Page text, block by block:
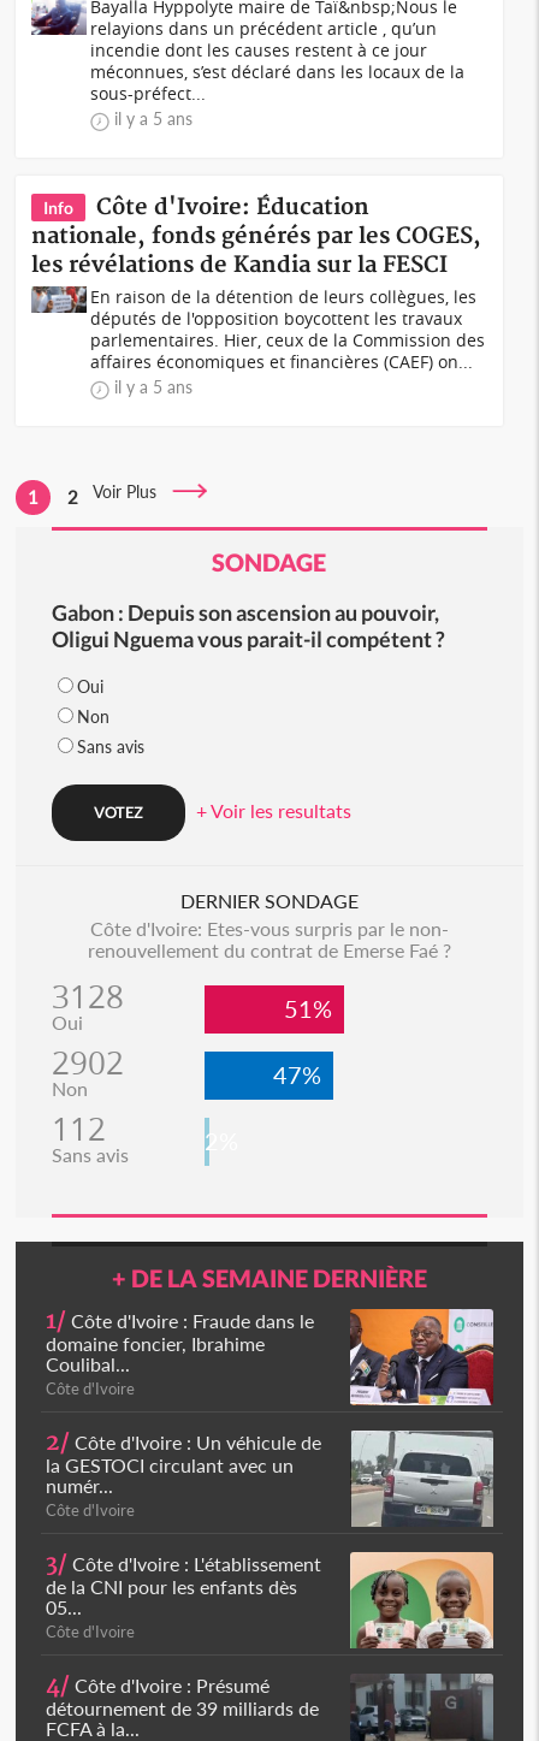
Bayalla Hyppolyte maire de Taï&nbsp;Nous le
relayions dans un précédent article , qu’un
incendie dont les causes restent à ce jour
méconnues, s’est déclaré dans les locaux de la
sous-préfect...
il y a 5 ans
Info
Côte d'Ivoire: Éducation
nationale, fonds générés par les COGES,
les révélations de Kandia sur la FESCI
En raison de la détention de leurs collègues, les
députés de l'opposition boycottent les travaux
parlementaires. Hier, ceux de la Commission des
affaires économiques et financières (CAEF) on...
il y a 5 ans
1 2 Voir Plus
SONDAGE
Gabon : Depuis son ascension au pouvoir,
Oligui Nguema vous parait-il compétent ?
Oui
Non
Sans avis
+ Voir les resultats
DERNIER SONDAGE
Côte d'Ivoire: Etes-vous surpris par le non-
renouvellement du contrat de Emerse Faé ?
3128
Oui 51%
2902
Non 47%
112
Sans avis 2%
+ DE LA SEMAINE DERNIÈRE
1/ Côte d'Ivoire : Fraude dans le
domaine foncier, Ibrahime
Coulibal...
Côte d'Ivoire
2/ Côte d'Ivoire : Un véhicule de
la GESTOCI circulant avec un
numér...
Côte d'Ivoire
3/ Côte d'Ivoire : L'établissement
de la CNI pour les enfants dès
05...
Côte d'Ivoire
4/ Côte d'Ivoire : Présumé
détournement de 39 milliards de
FCFA à la...